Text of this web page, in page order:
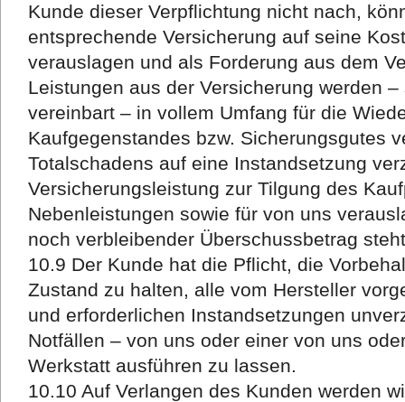
Kunde dieser Verpflichtung nicht nach,
entsprechende Versicherung auf seine
verauslagen und als Forderung aus dem
Leistungen aus der Versicherung werden
vereinbart – in vollem Umfang für die
Kaufgegenstandes bzw. Sicherungsgutes
Totalschadens auf eine Instandsetzung
Versicherungsleistung zur Tilgung des
Nebenleistungen sowie für von uns
noch verbleibender Überschussbetrag
10.9 Der Kunde hat die Pflicht, die
Zustand zu halten, alle vom Hersteller
und erforderlichen Instandsetzungen
Notfällen – von uns oder einer von uns
Werkstatt ausführen zu lassen.
10.10 Auf Verlangen des Kunden werden